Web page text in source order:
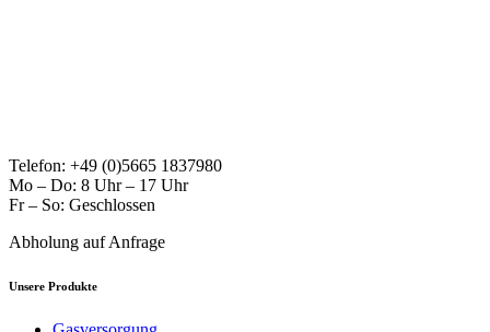
Telefon: +49 (0)5665 1837980
Mo – Do: 8 Uhr – 17 Uhr
Fr – So: Geschlossen
Abholung auf Anfrage
Unsere Produkte